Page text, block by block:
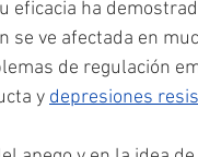
eficacia ha
se ve afectada en
de regulación
y depresiones